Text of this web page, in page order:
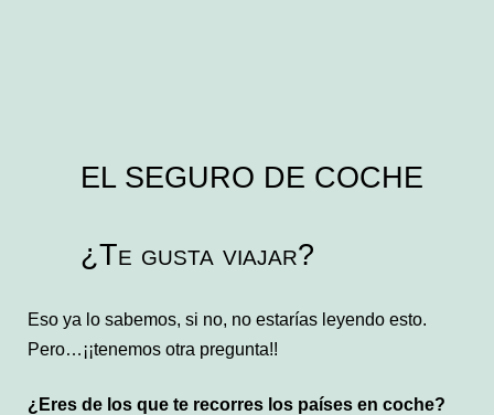
EL SEGURO DE COCHE
¿Te gusta viajar?
Eso ya lo sabemos, si no, no estarías leyendo esto.
Pero…¡¡tenemos otra pregunta!!
¿Eres de los que te recorres los países en coche?